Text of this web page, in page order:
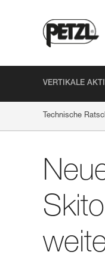
VERTIKALE
Technische